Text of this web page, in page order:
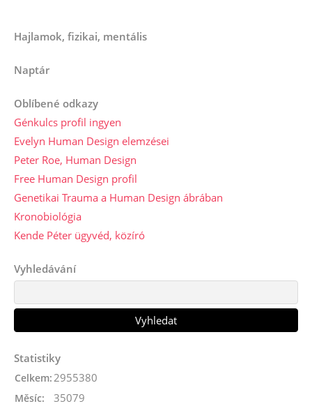
Hajlamok, fizikai, mentális
Naptár
Oblíbené odkazy
Génkulcs profil ingyen
Evelyn Human Design elemzései
Peter Roe, Human Design
Free Human Design profil
Genetikai Trauma a Human Design ábrában
Kronobiológia
Kende Péter ügyvéd, közíró
Vyhledávání
Statistiky
Celkem: 2955380
Měsíc: 35079